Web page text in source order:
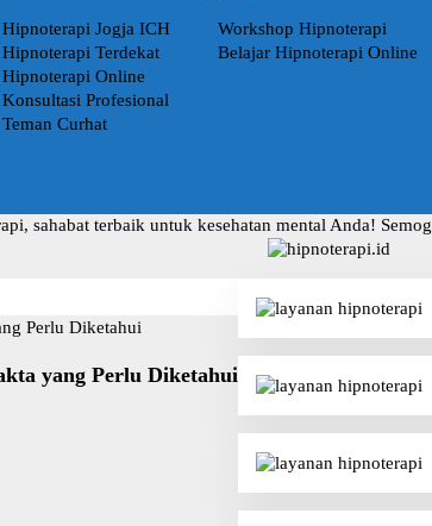
Hipnoterapi Jogja ICH
Hipnoterapi Terdekat
Hipnoterapi Online
Konsultasi Profesional
Teman Curhat
Workshop Hipnoterapi
Belajar Hipnoterapi Online
sahabat terbaik untuk kesehatan mental Anda!
yang Perlu Diketahui